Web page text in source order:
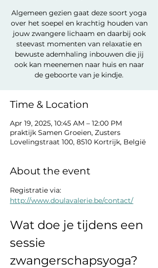
Algemeen gezien gaat deze soort yoga
over het soepel en krachtig houden van
jouw zwangere lichaam en daarbij ook
steevast momenten van relaxatie en
bewuste ademhaling inbouwen die jij
ook kan meenemen naar huis en naar
de geboorte van je kindje.
Time & Location
Apr 19, 2025, 10:45 AM – 12:00 PM
praktijk Samen Groeien, Zusters
Lovelingstraat 100, 8510 Kortrijk, België
About the event
Registratie via:
http://www.doulavalerie.be/contact/
Wat doe je tijdens een
sessie
zwangerschapsyoga?